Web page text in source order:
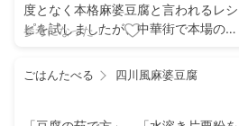
度となく本格麻婆豆腐と言われるレシ
ピを試しましたが、中華街で本場の調
味にはならず……旨味？コク？奥行
き？みたいなものが足りなかったんで
でこの味が出せるのは本当に凄いこと
参考になった！
ごはんたべる 四川風麻婆豆腐